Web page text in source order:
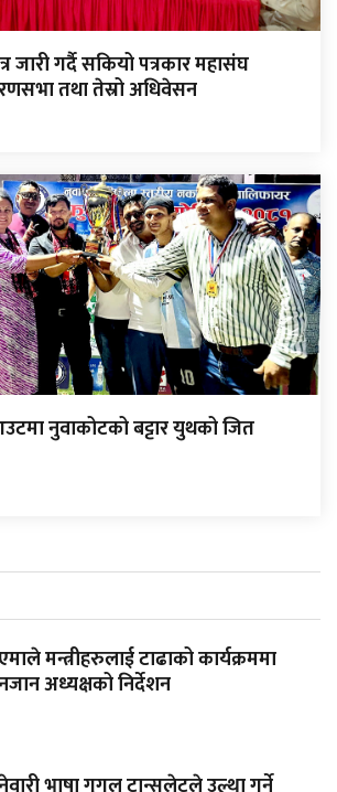
जारी गर्दै सकियो पत्रकार महासंघ
तथा तेस्रो अधिवेसन
नुवाकोटको बट्टार युथको जित
मन्त्रीहरुलाई टाढाको कार्यक्रममा
अध्यक्षको निर्देशन